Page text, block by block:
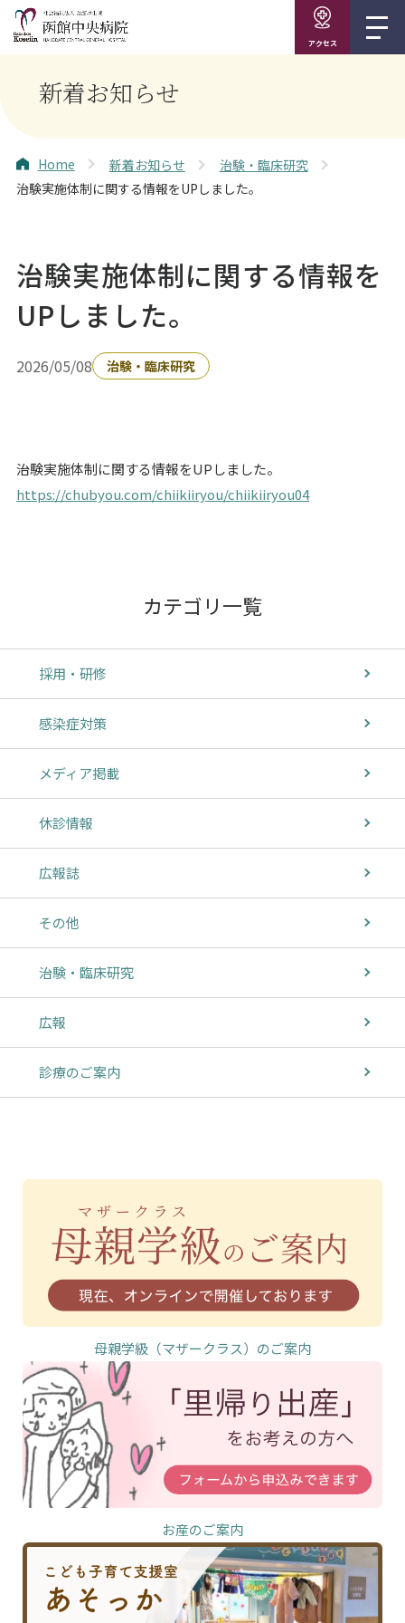
アクセス
カテゴリ一覧
採用・研修
感染症対策
メディア掲載
休診情報
広報誌
その他
治験・臨床研究
広報
診療のご案内
新着お知らせ
Home 新着お知らせ
治験・臨床研究
治験実施体制に関する情報をUPしました。
治験実施体制に関する情報を
UPしました。
2026/05/08 治験・臨床研究
治験実施体制に関する情報をUPしました。
https://chubyou.com/chiikiiryou/chiikiiryou04
母親学級（マザークラス）のご案内
お産のご案内